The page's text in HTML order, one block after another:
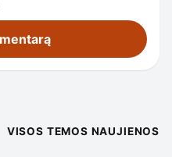
VISOS TEMOS NAUJIENOS